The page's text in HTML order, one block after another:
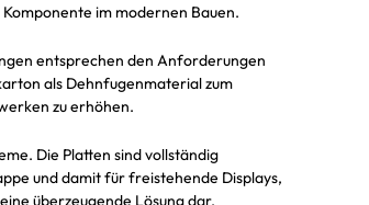
im modernen Bauen.
entsprechen den Anforderungen
als Dehnfugenmaterial zum
zu erhöhen.
Die Platten sind vollständig
und damit für freistehende Displays,
überzeugende Lösung dar.